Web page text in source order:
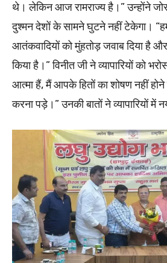
थे। लेकिन आज रामराज्य है।” उन्होंने
दुश्मन देशों के सामने घुटने नहीं टेकेगा।
आतंकवादियों को मुंहतोड़ जवाब दिया है
किया है।” विनीत जी ने व्यापारियों को
आत्मा हैं, मैं आपके हितों का शोषण नहीं
करना पड़े।” उनकी बातों ने व्यापारियों में